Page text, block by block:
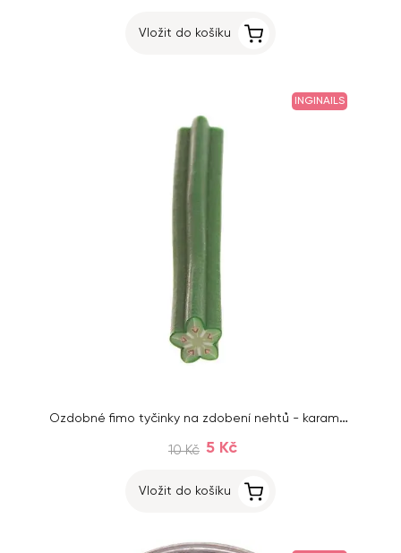
Vložit do košíku
INGINAILS
Ozdobné fimo tyčinky na zdobení nehtů - karambola
10 Kč 5 Kč
Vložit do košíku